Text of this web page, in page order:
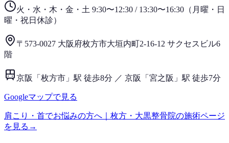
火・水・木・金・土 9:30〜12:30 / 13:30〜16:30 （ 月曜・日
曜・祝日 休診）
〒573-0027 大阪府枚方市大垣内町2-16-12 サクセスビル6
階
京阪「枚方市」駅 徒歩8分 ／ 京阪「宮之阪」駅 徒歩7分
Googleマップで見る
肩こり・首でお悩みの方へ｜枚方・大黒整骨院の施術ページ
を見る →